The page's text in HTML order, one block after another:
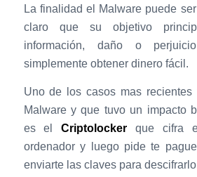
La finalidad el Malware puede
claro que su objetivo
información, daño o
simplemente obtener dinero fácil.
Uno de los casos mas recientes
Malware y que tuvo un impacto
es elCriptolocker que cifra
ordenador y luego pide te
enviarte las claves para